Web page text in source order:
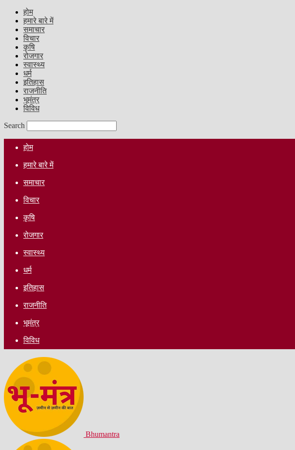
होम
हमारे बारे में
समाचार
विचार
कृषि
रोजगार
स्वास्थ्य
धर्म
इतिहास
राजनीति
भूमंत्र
विविध
Search
होम
हमारे बारे में
समाचार
विचार
कृषि
रोजगार
स्वास्थ्य
धर्म
इतिहास
राजनीति
भूमंत्र
विविध
Bhumantra